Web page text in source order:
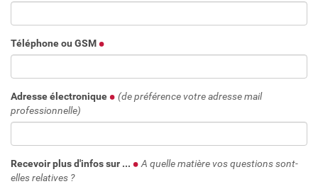
Téléphone ou GSM
Adresse électronique
(de préférence votre adresse mail
professionnelle)
Recevoir plus d'infos sur ...
A quelle matière vos questions sont-
elles relatives ?